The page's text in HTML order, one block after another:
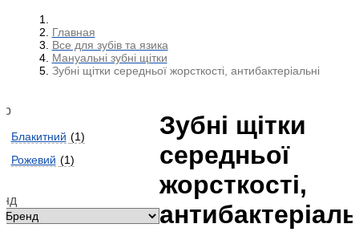
Главная
Все для зубів та язика
Мануальні зубні щітки
Зубні щітки середньої жорсткості, антибактеріальні
Блакитний (1)
Рожевий (1)
Зубні щітки
середньої
жорсткості,